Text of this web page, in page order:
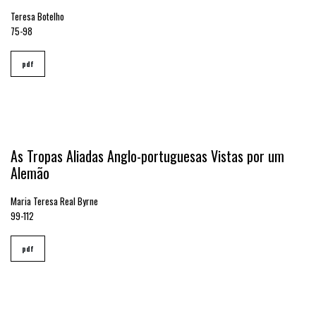
Teresa Botelho
75-98
pdf
As Tropas Aliadas Anglo-portuguesas Vistas por um
Alemão
Maria Teresa Real Byrne
99-112
pdf